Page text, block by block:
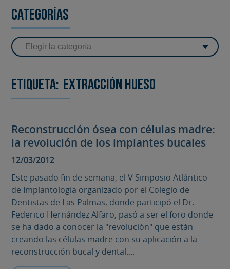
Categorías
Etiqueta: extracción hueso
Reconstrucción ósea con células madre:
la revolución de los implantes bucales
12/03/2012
Este pasado fin de semana, el V Simposio Atlántico
de Implantología organizado por el Colegio de
Dentistas de Las Palmas, donde participó el Dr.
Federico Hernández Alfaro, pasó a ser el foro donde
se ha dado a conocer la "revolución" que están
creando las células madre con su aplicación a la
reconstrucción bucal y dental....